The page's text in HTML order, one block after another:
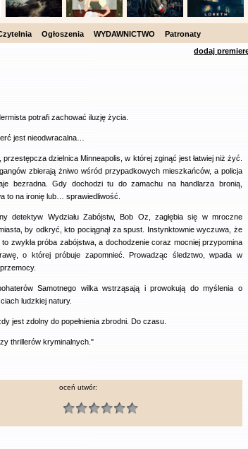
Ogłoszenia WYDAWNICTWO
Patronaty
dodaj
potrafi zachować iluzję życia.
jest nieodwracalna…
przestępcza dzielnica Minneapolis, w której zginąć jest łatwiej niż żyć.
zbierają żniwo wśród przypadkowych mieszkańców, a policja
bezradna. Gdy dochodzi tu do zamachu na handlarza bronią,
to na ironię lub… sprawiedliwość.
detektyw Wydziału Zabójstw, Bob Oz, zagłębia się w mroczne
by odkryć, kto pociągnął za spust. Instynktownie wyczuwa, że
to zwykła próba zabójstwa, a dochodzenie coraz mocniej przypomina
o której próbuje zapomnieć. Prowadząc śledztwo, wpada w
Samotnego wilka wstrząsają i prowokują do myślenia o
ludzkiej natury.
jest zdolny do popełnienia zbrodni. Do czasu.
thrillerów kryminalnych."
oceń utwór: